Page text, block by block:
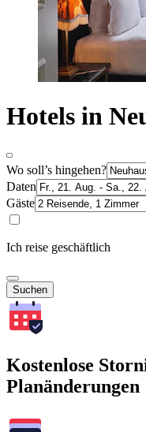
Hotels in
Wo soll’s hingehen?
Daten
Gäste
Ich reise geschäftlich
Suchen
Kostenlose
Planänderungen